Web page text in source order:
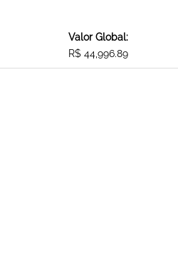
Valor Global:
R$ 44,996.89